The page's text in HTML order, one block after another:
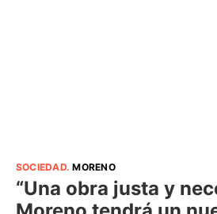
SOCIEDAD.MORENO
“Una obra justa y